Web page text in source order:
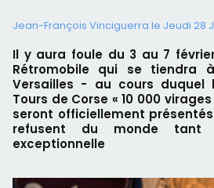
Jean-François Vinciguerra le Jeudi 28
Il y aura foule du 3 au 7
Rétromobile qui se tiendra
Versailles - au cours duquel
Tours de Corse « 10 000
seront officiellement
refusent du monde
exceptionnelle